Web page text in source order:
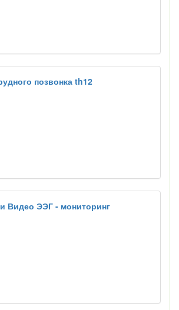
позвонка th12
Видео ЭЭГ - мониторинг